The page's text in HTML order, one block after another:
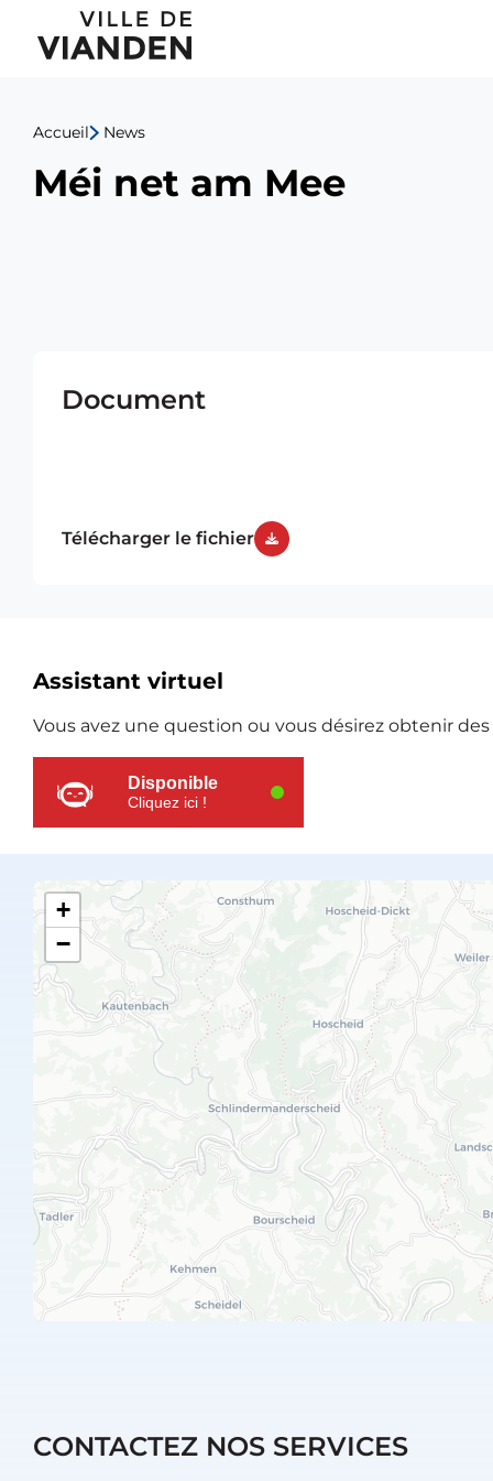
Méi
net
am
Mee
Menu
navigation
principal
Accueil News
Méi net am Mee
Document
Télécharger le fichier
Ressources
supplémentaires
Assistant virtuel
Vous avez une question ou vous désirez obtenir
Disponible
Cliquez ici !
+
−
CONTACTEZ NOS SERVICES